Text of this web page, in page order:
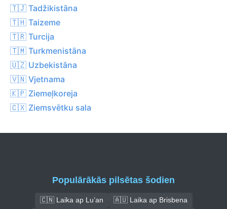
🇹🇯 Tadžikistāna
🇹🇭 Taizeme
🇹🇷 Turcija
🇹🇲 Turkmenistāna
🇺🇿 Uzbekistāna
🇻🇳 Vjetnama
🇰🇵 Ziemeļkoreja
🇨🇽 Ziemsvētku sala
Populārākās pilsētas šodien
🇨🇳 Laika ap Lu’an
🇦🇺 Laika ap Brisbena